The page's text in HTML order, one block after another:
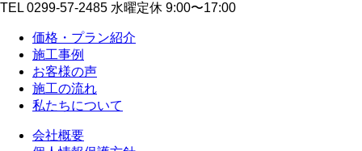
TEL 0299-57-2485 水曜定休 9:00〜17:00
価格・プラン紹介
施工事例
お客様の声
施工の流れ
私たちについて
会社概要